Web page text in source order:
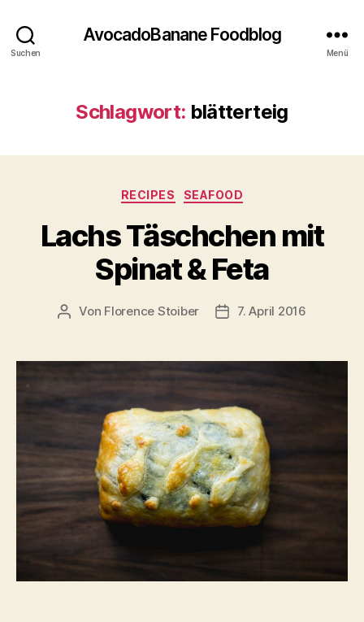
Suchen
AvocadoBanane Foodblog
Menü
Schlagwort: blätterteig
Kategorien
RECIPES SEAFOOD
Lachs Täschchen mit
Spinat & Feta
Beitragsautor
Von Florence Stoiber Veröffentlichungsdatum
7. April 2016